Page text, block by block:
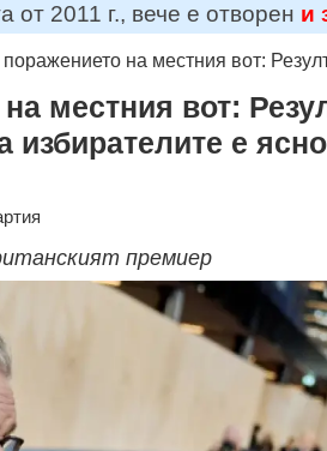
от 2011 г., вече е отворен и
на местния вот:
местния вот:
избирателите е ясно
премиер